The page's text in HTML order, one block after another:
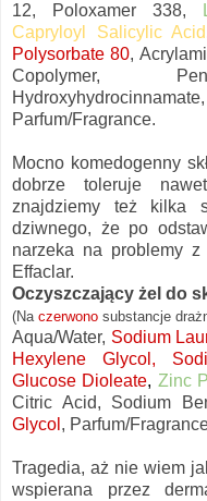
12, Poloxamer 338,
Capryloyl Salicylic Acid
Polysorbate 80,
Copolymer,
Hydroxyhydrocinnamate,
Parfum/Fragrance.
Mocno komedogenny
dobrze toleruje
znajdziemy też kilka
dziwnego, że po
narzeka na problemy
Effaclar.
Oczyszczający żel do
(Na czerwono substancje
Aqua/Water, Sodium
Hexylene Glycol,
Glucose Dioleate, Zinc
Citric Acid, Sodium
Glycol , Parfum/
Tragedia, aż nie wiem
wspierana przez